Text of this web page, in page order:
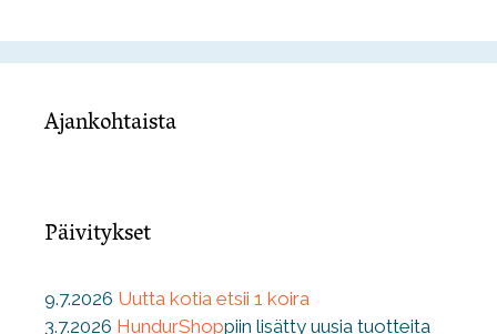
Ajankohtaista
Päivitykset
9.7.2026 Uutta kotia etsii 1 koira
3.7.2026 HundurShoppiin lisätty uusia tuotteita